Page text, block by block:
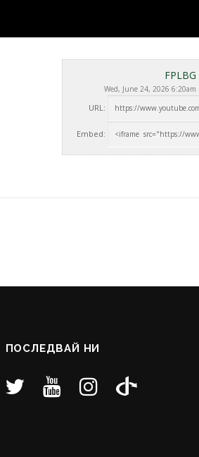
FPLBG
Wed, June 24, 2026 6:20am
URL:
Embed:
ПОСЛЕДВАЙ НИ